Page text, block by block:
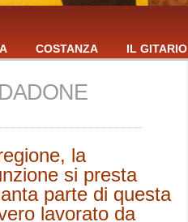
COSTANZA IL GITARIO
la
si presta
parte di questa
lavorato da